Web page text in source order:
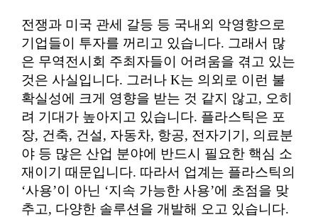
전쟁과 미국 관세 갈등 등 국내외 악영향으로
기업들이 투자를 꺼리고 있습니다. 그래서 많
은 무역전시회 주최자들이 어려움을 겪고 있는
것은 사실입니다. 그러나 K는 의외로 이런 불
확실성에 크게 영향을 받는 것 같지 않고, 오히
려 기대가 높아지고 있습니다. 플라스틱은 포
장, 건축, 건설, 자동차, 항공, 전자기기, 의료분
야 등 많은 산업 분야에 반드시 필요한 핵심 소
재이기 때문입니다. 따라서 업계는 플라스틱의
‘사용’이 아닌 ‘지속 가능한 사용’에 초점을 맞
추고, 다양한 솔루션을 개발해 오고 있습니다.